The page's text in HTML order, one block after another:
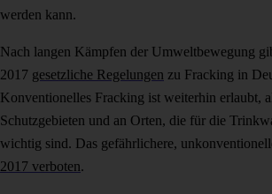
werden kann.
Nach langen Kämpfen der Umweltbewegung
2017 gesetzliche Regelungen zu Fracking in
Konventionelles Fracking ist weiterhin erlaubt,
Schutzgebieten und an Orten, die für die
wichtig sind. Das gefährlichere,
2017 verboten.